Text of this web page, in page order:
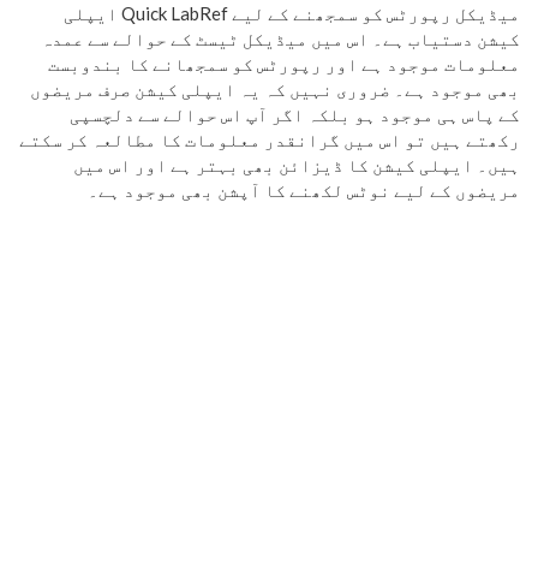
میڈیکل رپورٹس کو سمجھنے کے لیے Quick LabRef ایپلی
کیشن دستیاب ہے۔ اس میں میڈیکل ٹیسٹ کے حوالے سے عمدہ
معلومات موجود ہے اور رپورٹس کو سمجھانے کا بندوبست
بھی موجود ہے۔ ضروری نہیں کہ یہ ایپلی کیشن صرف مریضوں
کے پاس ہی موجود ہو بلکہ اگر آپ اس حوالے سے دلچسپی
رکھتے ہیں تو اس میں گرانقدر معلومات کا مطالعہ کر سکتے
ہیں۔ ایپلی کیشن کا ڈیزائن بھی بہتر ہے اور اس میں
مریضوں کے لیے نوٹس لکھنے کا آپشن بھی موجود ہے۔